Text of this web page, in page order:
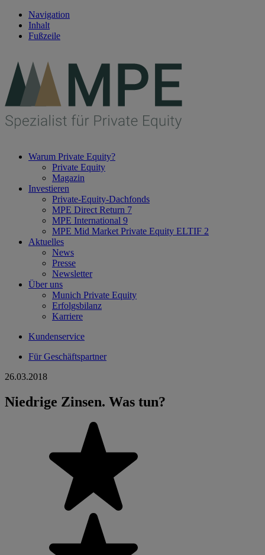
Navigation
Inhalt
Fußzeile
Warum Private Equity?
Private Equity
Magazin
Investieren
Private-Equity-Dachfonds
MPE Direct Return 7
MPE International 9
MPE Mid Market Private Equity ELTIF 2
Aktuelles
News
Presse
Newsletter
Über uns
Munich Private Equity
Erfolgsbilanz
Karriere
Kundenservice
Für Geschäftspartner
26.03.2018
Niedrige Zinsen. Was tun?